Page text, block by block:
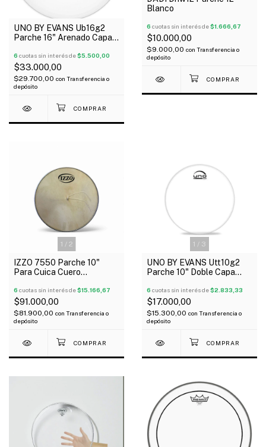
UNO BY EVANS Ub16g2
Parche 16" Arenado Capa
6 cuotas sin interés de$5.500,00
$33.000,00
$29.700,00 con Transferencia o
depósito
Blanco
6 cuotas sin interés de$1.666,67
$10.000,00
$9.000,00 con Transferencia o
depósito
1 / 2
IZZO 7550 Parche 10"
Para Cuica Cuero
6 cuotas sin interés de$15.166,67
$91.000,00
$81.900,00 con Transferencia o
depósito
1 / 3
UNO BY EVANS Utt10g2
Parche 10" Doble Capa
6 cuotas sin interés de$2.833,33
$17.000,00
$15.300,00 con Transferencia o
depósito